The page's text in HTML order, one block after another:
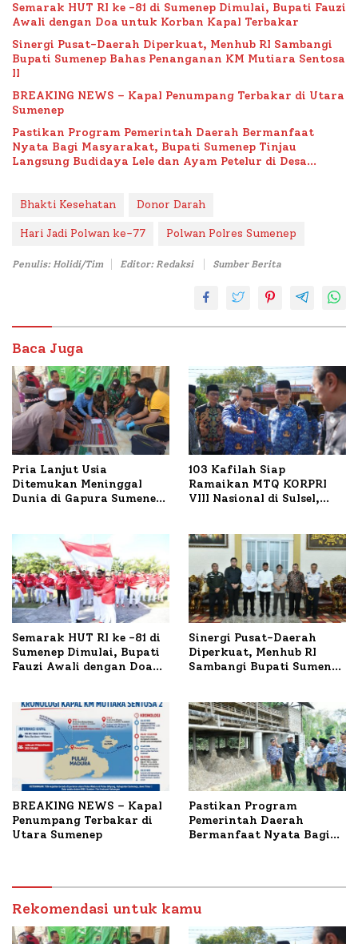
Semarak HUT RI ke -81 di Sumenep Dimulai, Bupati Fauzi
Awali dengan Doa untuk Korban Kapal Terbakar
Sinergi Pusat-Daerah Diperkuat, Menhub RI Sambangi
Bupati Sumenep Bahas Penanganan KM Mutiara Sentosa
II
BREAKING NEWS – Kapal Penumpang Terbakar di Utara
Sumenep
Pastikan Program Pemerintah Daerah Bermanfaat
Nyata Bagi Masyarakat, Bupati Sumenep Tinjau
Langsung Budidaya Lele dan Ayam Petelur di Desa
Bhakti Kesehatan Donor Darah
Hari Jadi Polwan ke-77 Polwan Polres Sumenep
Penulis: Holidi/Tim Editor: Redaksi Sumber Berita
Baca Juga
Pria Lanjut Usia
Ditemukan Meninggal
Dunia di Gapura Sumenep,
103 Kafilah Siap
Ramaikan MTQ KORPRI
VIII Nasional di Sulsel,
Semarak HUT RI ke -81 di
Sumenep Dimulai, Bupati
Fauzi Awali dengan Doa
Sinergi Pusat-Daerah
Diperkuat, Menhub RI
Sambangi Bupati Sumenep
BREAKING NEWS – Kapal
Penumpang Terbakar di
Utara Sumenep
Pastikan Program
Pemerintah Daerah
Bermanfaat Nyata Bagi
Petelur di Desa Bataal
Timur
Rekomendasi untuk kamu